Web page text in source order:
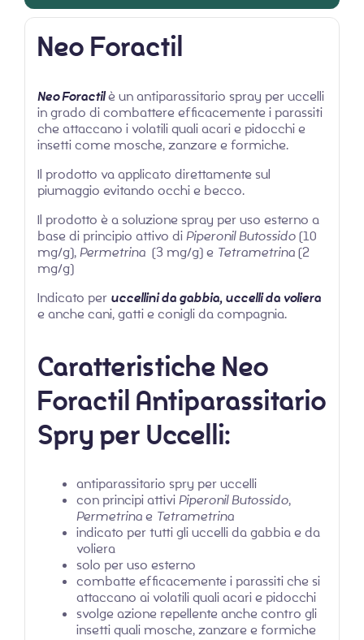
Neo Foractil
Neo Foractilè un antiparassitario spray per uccelli
in grado di combattere efficacemente i parassiti
che attaccano i volatili quali acari e pidocchi e
insetti come mosche, zanzare e formiche.
Il prodotto va applicato direttamente sul
piumaggio evitando occhi e becco.
Il prodotto è a soluzione spray per uso esterno a
base di principio attivo diPiperonil Butossido(10
mg/g),Permetrina (3 mg/g) e Tetrametrina(2
mg/g)
Indicato per uccellini da gabbia, uccelli da voliera
e anche cani, gatti e conigli da compagnia.
Caratteristiche Neo
Foractil Antiparassitario
Spry per Uccelli:
antiparassitario spry per uccelli
con principi attiviPiperonil Butossido,
Permetrinae Tetrametrina
indicato per tutti gli uccelli da gabbia e da
voliera
solo per uso esterno
combatte efficacemente i parassiti che si
attaccano ai volatili quali acari e pidocchi
svolge azione repellente anche contro gli
insetti quali mosche, zanzare e formiche